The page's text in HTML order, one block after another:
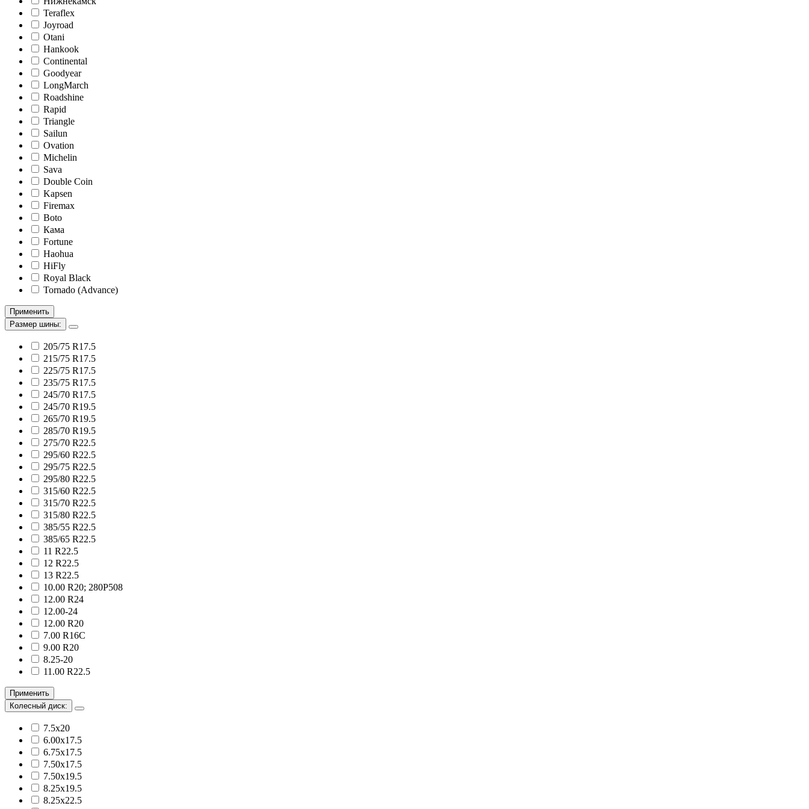
Teraflex
Joyroad
Otani
Hankook
Continental
Goodyear
LongMarch
Roadshine
Rapid
Triangle
Sailun
Ovation
Michelin
Sava
Double Coin
Kapsen
Firemax
Boto
Кама
Fortune
Haohua
HiFly
Royal Black
Tornado (Advance)
Применить
Размер шины:
205/75 R17.5
215/75 R17.5
225/75 R17.5
235/75 R17.5
245/70 R17.5
245/70 R19.5
265/70 R19.5
285/70 R19.5
275/70 R22.5
295/60 R22.5
295/75 R22.5
295/80 R22.5
315/60 R22.5
315/70 R22.5
315/80 R22.5
385/55 R22.5
385/65 R22.5
11 R22.5
12 R22.5
13 R22.5
10.00 R20; 280Р508
12.00 R24
12.00-24
12.00 R20
7.00 R16С
9.00 R20
8.25-20
11.00 R22.5
Применить
Колесный диск:
7.5х20
6.00х17.5
6.75х17.5
7.50х17.5
7.50х19.5
8.25х19.5
8.25х22.5